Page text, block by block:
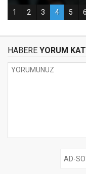
HABERE YORUM KAT